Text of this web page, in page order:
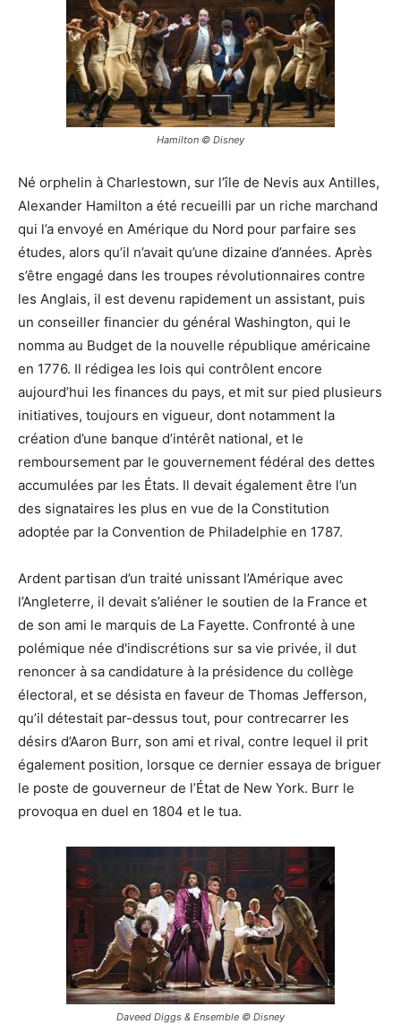
Hamilton © Disney
Né orphelin à Charlestown, sur l’île de Nevis aux Antilles,
Alexander Hamilton a été recueilli par un riche marchand
qui l’a envoyé en Amérique du Nord pour parfaire ses
études, alors qu’il n’avait qu’une dizaine d’années. Après
s’être engagé dans les troupes révolutionnaires contre
les Anglais, il est devenu rapidement un assistant, puis
un conseiller financier du général Washington, qui le
nomma au Budget de la nouvelle république américaine
en 1776. Il rédigea les lois qui contrôlent encore
aujourd’hui les finances du pays, et mit sur pied plusieurs
initiatives, toujours en vigueur, dont notamment la
création d’une banque d’intérêt national, et le
remboursement par le gouvernement fédéral des dettes
accumulées par les États. Il devait également être l’un
des signataires les plus en vue de la Constitution
adoptée par la Convention de Philadelphie en 1787.
Ardent partisan d’un traité unissant l’Amérique avec
l’Angleterre, il devait s’aliéner le soutien de la France et
de son ami le marquis de La Fayette. Confronté à une
polémique née d'indiscrétions sur sa vie privée, il dut
renoncer à sa candidature à la présidence du collège
électoral, et se désista en faveur de Thomas Jefferson,
qu’il détestait par-dessus tout, pour contrecarrer les
désirs d’Aaron Burr, son ami et rival, contre lequel il prit
également position, lorsque ce dernier essaya de briguer
le poste de gouverneur de l’État de New York. Burr le
provoqua en duel en 1804 et le tua.
Daveed Diggs & Ensemble © Disney